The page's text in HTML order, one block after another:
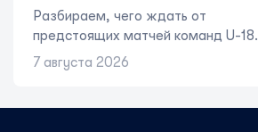
Разбираем, чего ждать от
предстоящих матчей команд U-18.
7 августа 2026